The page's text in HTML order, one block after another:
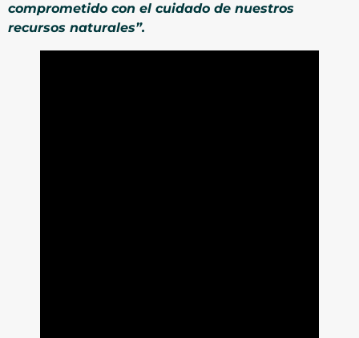
comprometido con el cuidado de nuestros
recursos naturales”.